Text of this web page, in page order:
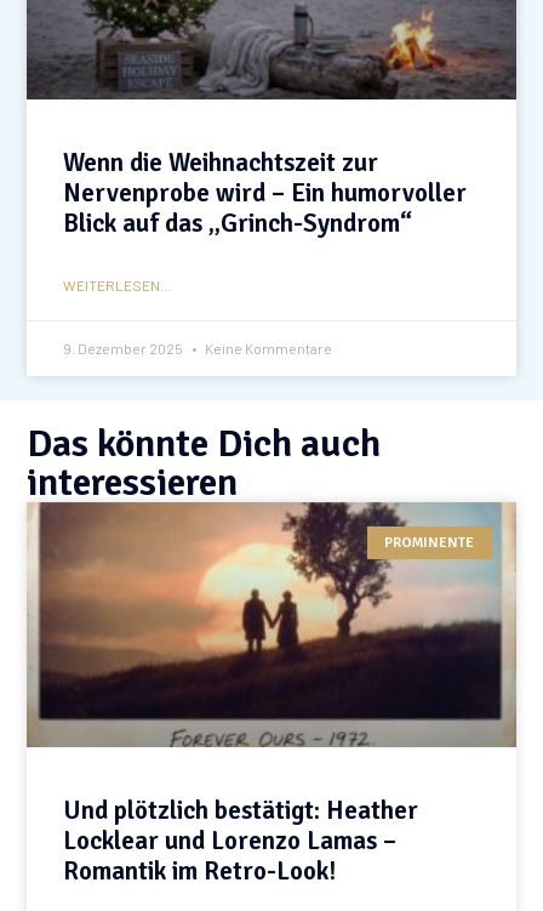
Wenn die Weihnachtszeit zur
Nervenprobe wird – Ein humorvoller
Blick auf das „Grinch-Syndrom“
WEITERLESEN...
9. Dezember 2025 Keine Kommentare
Das könnte Dich auch
interessieren
PROMINENTE
Und plötzlich bestätigt: Heather
Locklear und Lorenzo Lamas –
Romantik im Retro-Look!